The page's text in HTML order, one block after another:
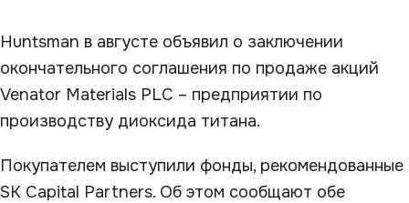
Huntsman в августе объявил о заключении
окончательного соглашения по продаже акций
Venator Materials PLC – предприятии по
производству диоксида титана.
Покупателем выступили фонды, рекомендованные
SK Capital Partners. Об этом сообщают обе